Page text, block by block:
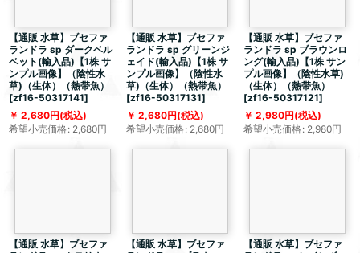
【通販 水草】ブセファ
ランドラ sp ダークベル
ベット(輸入品)【1株 サ
ンプル画像】（陰性水
草)（生体）（熱帯魚）
[zf16-50317141]
2,680円(税込)
希望小売価格: 2,680円
【通販 水草】ブセファ
ランドラ sp グリーンジ
ェイド(輸入品)【1株 サ
ンプル画像】（陰性水
草)（生体）（熱帯魚）
[zf16-50317131]
2,680円(税込)
希望小売価格: 2,680円
【通販 水草】ブセファ
ランドラ sp ブラウンロ
ング(輸入品)【1株 サン
プル画像】（陰性水草)
（生体）（熱帯魚）
[zf16-50317121]
2,980円(税込)
希望小売価格: 2,980円
【通販 水草】ブセファ
【通販 水草】ブセファ
【通販 水草】ブセファ